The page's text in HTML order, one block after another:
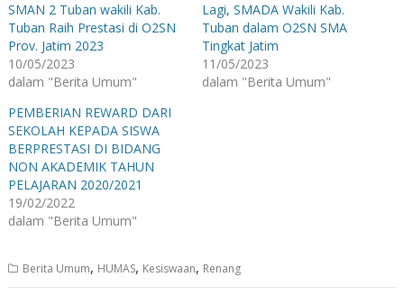
SMAN 2 Tuban wakili Kab.
Tuban Raih Prestasi di O2SN
Prov. Jatim 2023
10/05/2023
dalam "Berita Umum"
Lagi, SMADA Wakili Kab.
Tuban dalam O2SN SMA
Tingkat Jatim
11/05/2023
dalam "Berita Umum"
PEMBERIAN REWARD DARI
SEKOLAH KEPADA SISWA
BERPRESTASI DI BIDANG
NON AKADEMIK TAHUN
PELAJARAN 2020/2021
19/02/2022
dalam "Berita Umum"
Berita Umum, HUMAS, Kesiswaan, Renang